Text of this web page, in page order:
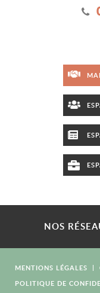
NOS
MENTIONS LÉGALES
POLITIQUE DE